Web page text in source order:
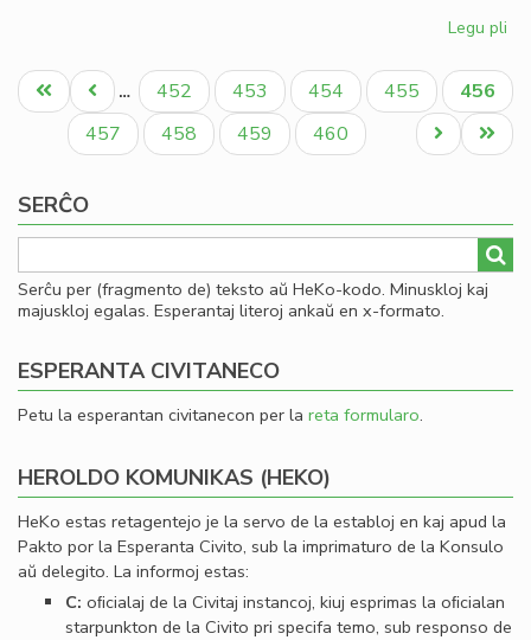
Legu pli
pri
Pagination
Unua
paĝo
Antaŭa
paĝo
… Paĝo
452 Paĝo
453 Paĝo
454 Paĝo
455
Aktuala
paĝo
456
Paĝo
457 Paĝo
458 Paĝo
459 Paĝo
460
Last
page
Next
page
SERĈO
Serĉu per (fragmento de) teksto aŭ HeKo-kodo. Minuskloj kaj
majuskloj egalas. Esperantaj literoj ankaŭ en x-formato.
ESPERANTA CIVITANECO
Petu la esperantan civitanecon per la reta formularo.
HEROLDO KOMUNIKAS (HEKO)
HeKo estas retagentejo je la servo de la establoj en kaj apud la
Pakto por la Esperanta Civito, sub la imprimaturo de la Konsulo
aŭ delegito. La informoj estas:
C: oﬁcialaj de la Civitaj instancoj, kiuj esprimas la oﬁcialan
starpunkton de la Civito pri specifa temo, sub responso de